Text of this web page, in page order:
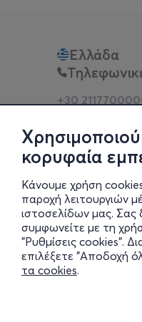
κορυφαία
Κάνουμε χρήση
παροχή λειτουργιών
ιστοσελίδων μας.
συμφωνείτε με τη
"Ρυθμίσεις cookies".
επιλέξετε "Αποδοχή
τα cookies.
Ελλάδα
+30
Φυσικά